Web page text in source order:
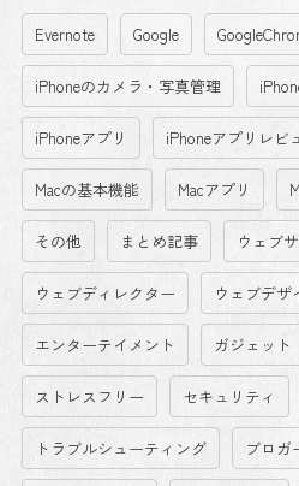
Evernote Google
iPhoneのカメラ・写真管理
iPhoneアプリ iPhoneアプリレビ
Macの基本機能 Macアプリ
その他 まとめ記事 ウェブ
ウェブディレクター ウェブデザ
エンターテイメント ガジェット
ストレスフリー セキュリティ
トラブルシューティング ブロガ